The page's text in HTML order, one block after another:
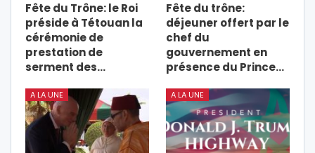
Fête du Trône: le Roi
préside à Tétouan la
cérémonie de
prestation de
serment des…
Fête du trône:
déjeuner offert par le
chef du
gouvernement en
présence du Prince…
A LA UNE A LA UNE